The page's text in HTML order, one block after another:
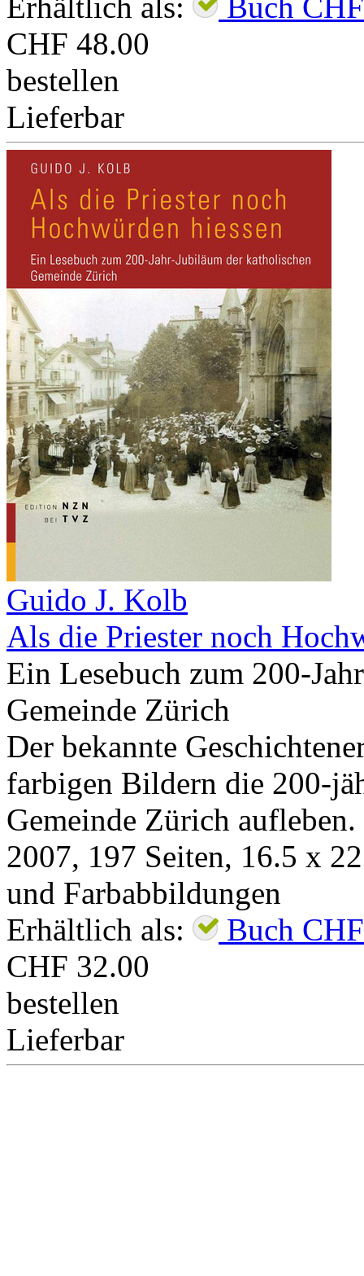
CHF 48.00
bestellen
Lieferbar
Guido J. Kolb
Als die Priester noch
Ein Lesebuch zum 200-
Gemeinde Zürich
Der bekannte
farbigen Bildern die 200-
Gemeinde Zürich aufleben.
2007, 197 Seiten, 16.5 x
und Farbabbildungen
Erhältlich als:
Buch
CHF 32.00
bestellen
Lieferbar